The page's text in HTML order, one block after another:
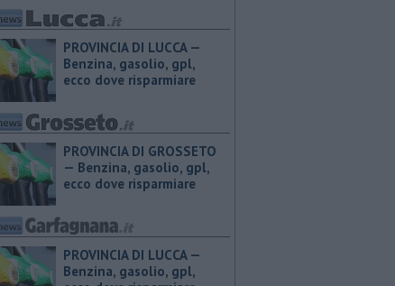
PROVINCIA DI LUCCA — ​
Benzina, gasolio, gpl,
ecco dove risparmiare
PROVINCIA DI GROSSETO
— ​Benzina, gasolio, gpl,
ecco dove risparmiare
PROVINCIA DI LUCCA — ​
Benzina, gasolio, gpl,